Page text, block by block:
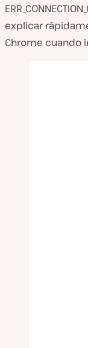
explicar
Chrome cuando